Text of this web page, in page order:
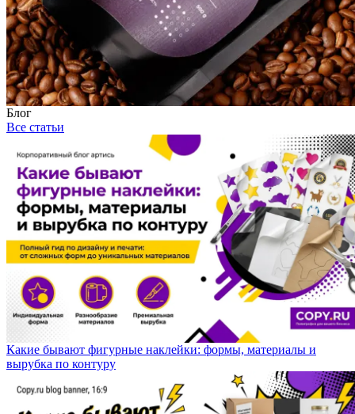
Блог
Все статьи
Какие бывают фигурные наклейки: формы, материалы и
вырубка по контуру